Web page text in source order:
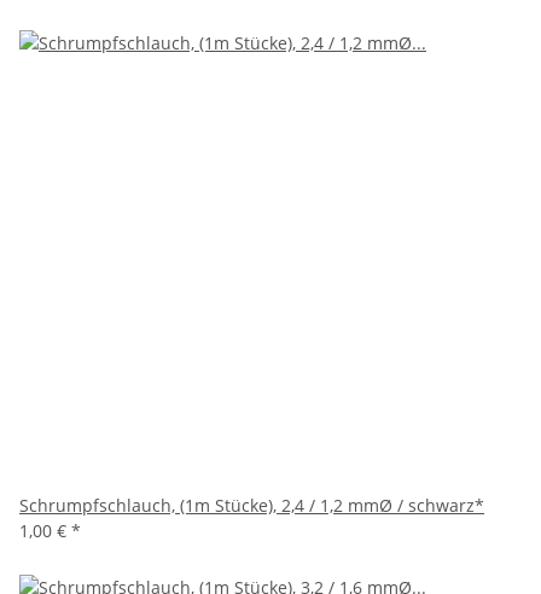
Schrumpfschlauch, (1m Stücke), 2,4 / 1,2 mmØ / schwarz*
1,00 € *